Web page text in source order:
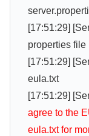
[17:51:29]
properties file
[17:51:29]
eula.txt
[17:51:29]
agree to the
eula.txt for